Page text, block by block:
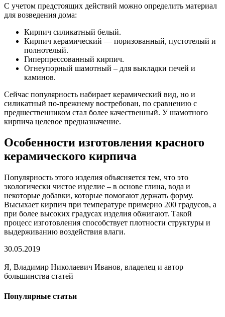
С учетом предстоящих действий можно определить материал
для возведения дома:
Кирпич силикатный белый.
Кирпич керамический — поризованный, пустотелый и
полнотелый.
Гиперпрессованный кирпич.
Огнеупорный шамотный – для выкладки печей и
каминов.
Сейчас популярность набирает керамический вид, но и
силикатный по-прежнему востребован, по сравнению с
предшественником стал более качественный. У шамотного
кирпича целевое предназначение.
Особенности изготовления красного
керамического кирпича
Популярность этого изделия объясняется тем, что это
экологически чистое изделие – в основе глина, вода и
некоторые добавки, которые помогают держать форму.
Высыхает кирпич при температуре примерно 200 градусов, а
при более высоких градусах изделия обжигают. Такой
процесс изготовления способствует плотности структуры и
выдерживанию воздействия влаги.
30.05.2019
Я, Владимир Николаевич Иванов, владелец и автор
большинства статей
Популярные статьи